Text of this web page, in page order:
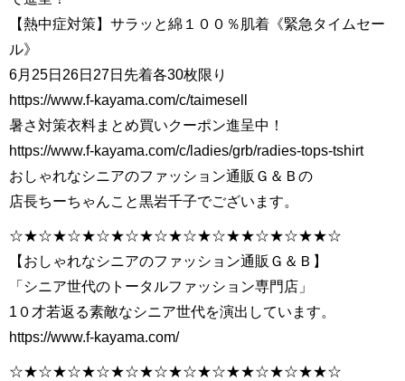
【熱中症対策】サラッと綿１００％肌着《緊急タイムセー
ル》
6月25日26日27日先着各30枚限り
https://www.f-kayama.com/c/taimesell
暑さ対策衣料まとめ買いクーポン進呈中！
https://www.f-kayama.com/c/ladies/grb/radies-tops-tshirt
おしゃれなシニアのファッション通販Ｇ＆Ｂの
店長ちーちゃんこと黒岩千子でございます。
☆★☆★☆★☆★☆★☆★☆★☆★★☆★☆★★☆
【おしゃれなシニアのファッション通販Ｇ＆Ｂ】
「シニア世代のトータルファッション専門店」
1０才若返る素敵なシニア世代を演出しています。
https://www.f-kayama.com/
☆★☆★☆★☆★☆★☆★☆★☆★★☆★☆★★☆